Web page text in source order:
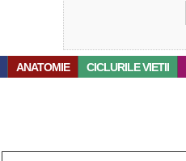
ANATOMIE CICLURILE VIETII